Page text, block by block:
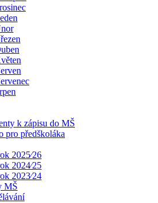
k zápisu do MŠ
pro předškoláka
2025⁄26
2024⁄25
2023⁄24
MŠ